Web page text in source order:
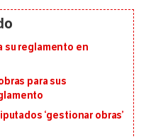
su reglamento en
para sus
‘gestionar obras’